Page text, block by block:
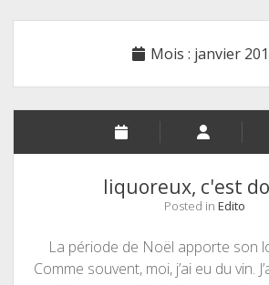
Mois : janvier
liquoreux, c'est
Posted in Edito
La période de Noël apporte son
Comme souvent, moi, j’ai eu du vin.